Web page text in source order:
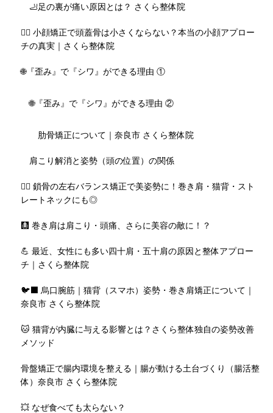
🦶足の裏が痛い原因とは？ さくら整体院
💆‍♀️ 小顔矯正で頭蓋骨は小さくならない？本当の小顔アプロー
チの真実｜さくら整体院
🌐『歪み』で『シワ』ができる理由 ①
🌐『歪み』で『シワ』ができる理由 ②
肋骨矯正について｜奈良市 さくら整体院
肩こり解消と姿勢（頭の位置）の関係
🧘‍♀️ 鎖骨の左右バランス矯正で美姿勢に！巻き肩・猫背・スト
レートネックにも◎
🩻 巻き肩は肩こり・頭痛、さらに美容の敵に！？
💪 最近、女性にも多い四十肩・五十肩の原因と整体アプロー
チ｜さくら整体院
🐦‍⬛ 烏口腕筋｜猫背（スマホ）姿勢・巻き肩矯正について｜
奈良市 さくら整体院
🐱 猫背が内臓に与える影響とは？さくら整体独自の姿勢改善
メソッド
骨盤矯正で腸内環境を整える｜腸が動ける土台づくり（腸活整
体）奈良市 さくら整体院
💥 なぜ食べても太らない？